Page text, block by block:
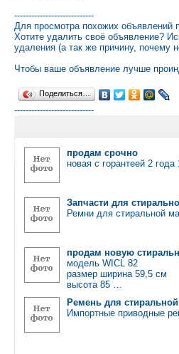
----------------------------
Для просмотра похожих объявлений
Хотите удалить своё объявление?
удаления (а так же причину, почему
Чтобы ваше объявление лучше
Поделиться…
----------------------------
продам срочно
новая с горантеей 2
Запчасти для
Ремни для стиральной
продам новую
модель WICL 82
размер ширина 59,5 см
высота 85 …
Ремень для
Импортные приводные